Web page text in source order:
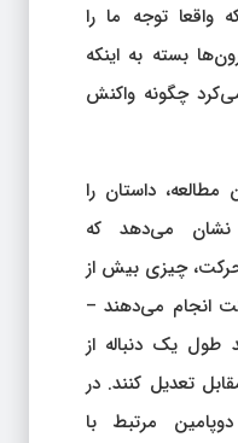
توجه ما را
بسته به اینکه
چگونه واکنش
مطالعه، داستان را
نشان می‌دهد که
چیزی بیش از
انجام می‌دهند –
طول یک دنباله از
تعدیل کنند. در
مرتبط با